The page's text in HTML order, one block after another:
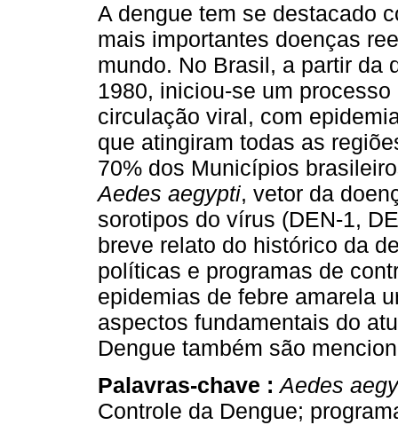
A dengue tem se destacado
mais importantes doenças
mundo. No Brasil, a partir da
1980, iniciou-se um
circulação viral, com
que atingiram todas as
70% dos Municípios
Aedes aegypti, vetor da
sorotipos do vírus (DEN-1,
breve relato do histórico da
políticas e programas de
epidemias de febre amarela
aspectos fundamentais do
Dengue também são
Palavras-chave :Aedes
Controle da Dengue;